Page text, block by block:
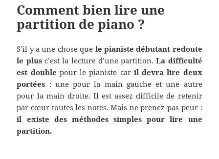
Comment bien lire une
partition de piano ?
S’il y a une chose que le pianiste débutant redoute
le plusc’est la lecture d’une partition.La difficulté
est double pour le pianiste car il devra lire deux
portées : une pour la main gauche et une autre
pour la main droite. Il est assez difficile de retenir
par cœur toutes les notes. Mais ne prenez-pas peur :
il existe des méthodes simples pour lire une
partition.